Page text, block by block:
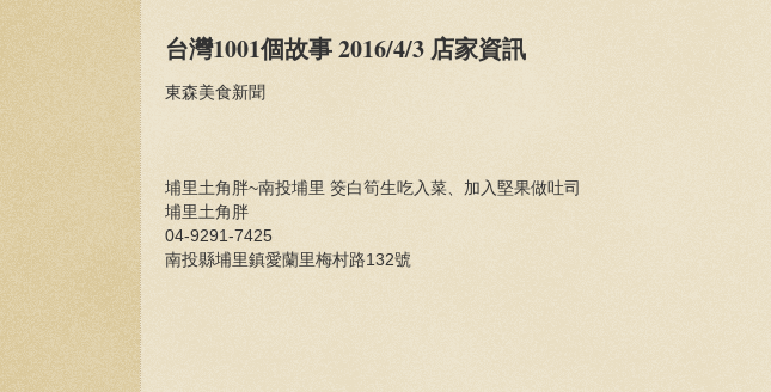
台灣1001個故事 2016/4/3 店家資訊
東森美食新聞
埔里土角胖~南投埔里 筊白筍生吃入菜、加入堅果做吐司
埔里土角胖
04-9291-7425
南投縣埔里鎮愛蘭里梅村路132號